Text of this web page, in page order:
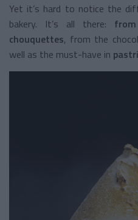
Yet it’s hard to notice the
bakery. It’s all there:
chouquettes, from the
well as the must-have in